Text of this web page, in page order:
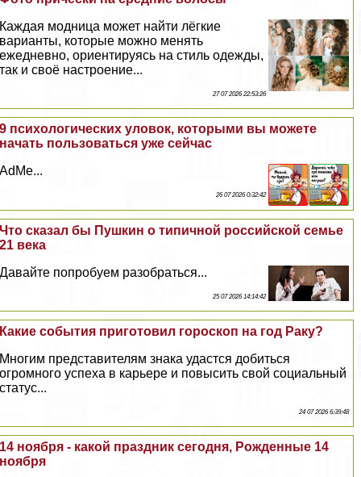
Каждая модница может найти лёгкие
варианты, которые можно менять
ежедневно, ориентируясь на стиль одежды,
так и своё настроение...
27 07 2026 22:53:26
9 психологических уловок, которыми вы можете
начать пользоваться уже сейчас
AdMe...
26 07 2026 0:32:42
Что сказал бы Пушкин о типичной российской семье
21 века
Давайте попробуем разобраться...
25 07 2026 14:14:42
Какие события приготовил гороскоп на год Paку?
Многим представителям знака удастся добиться
огромного успеха в карьере и повысить свой социальный
статус...
24 07 2026 6:39:48
14 ноября - какой праздник сегодня, Рожденные 14
ноября